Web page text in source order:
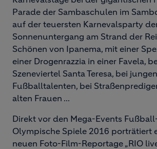
Parade der Sambaschulen im
auf der teuersten Karnevalsparty
Sonnenuntergang am Strand der
Schönen von Ipanema, mit einer
einer Drogenrazzia in einer Favela,
Szeneviertel Santa Teresa, bei jungen
Fußballtalenten, bei
alten Frauen ...
Direkt vor den Mega-Events
Olympische Spiele 2016 porträtiert
neuen Foto-Film-Reportage „RIO